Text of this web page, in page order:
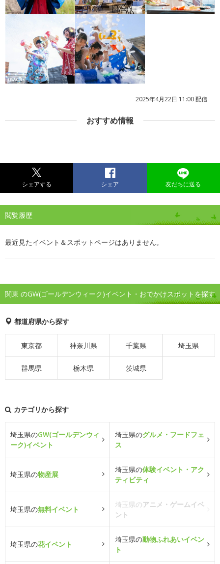
2025年4月22日 11:00 配信
おすすめ情報
シェアする シェア 友だちに送る
閲覧履歴
最近見たイベント＆スポットページはありません。
関東 のGW(ゴールデンウィーク)イベント・おでかけスポットを探す
都道府県から探す
東京都 神奈川県 千葉県 埼玉県
群馬県 栃木県 茨城県
カテゴリから探す
埼玉県のGW(ゴールデンウィ
ーク)イベント
埼玉県のグルメ・フードフェ
ス
埼玉県の物産展
埼玉県の体験イベント・アク
ティビティ
埼玉県の無料イベント
埼玉県のアニメ・ゲームイベ
ント
埼玉県の花イベント
埼玉県の動物ふれあいイベン
ト